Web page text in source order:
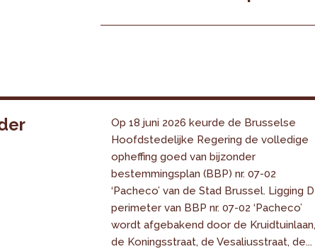
Op 18 juni 2026 keurde de Brusselse
Hoofdstedelijke Regering de volledige
opheffing goed van bijzonder
bestemmingsplan (BBP) nr. 07-02
‘Pacheco’ van de Stad Brussel. Ligging
perimeter van BBP nr. 07-02 ‘Pacheco’
wordt afgebakend door de
de Koningsstraat, de Vesaliusstraat, de...